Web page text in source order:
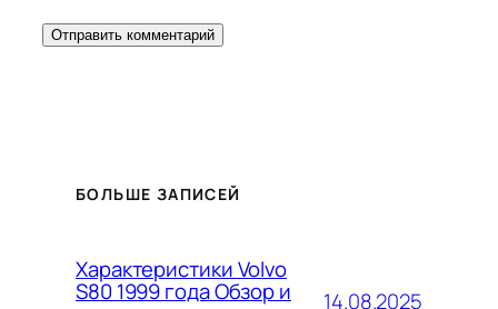
БОЛЬШЕ ЗАПИСЕЙ
Характеристики Volvo
S80 1999 года Обзор и 14.08.2025